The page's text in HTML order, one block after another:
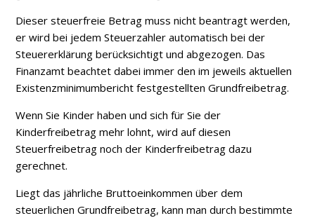
Dieser steuerfreie Betrag muss nicht beantragt werden,
er wird bei jedem Steuerzahler automatisch bei der
Steuererklärung berücksichtigt und abgezogen. Das
Finanzamt beachtet dabei immer den im jeweils aktuellen
Existenzminimumbericht festgestellten Grundfreibetrag.
Wenn Sie Kinder haben und sich für Sie der
Kinderfreibetrag mehr lohnt, wird auf diesen
Steuerfreibetrag noch der Kinderfreibetrag dazu
gerechnet.
Liegt das jährliche Bruttoeinkommen über dem
steuerlichen Grundfreibetrag, kann man durch bestimmte